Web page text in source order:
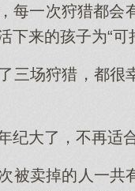
每一次狩猎都会
下来的孩子为“可
三场狩猎，都很
纪大了，不再适
被卖掉的人一共